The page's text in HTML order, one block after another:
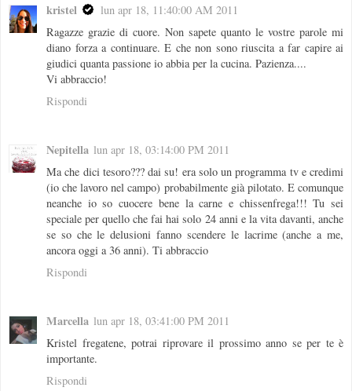
kristel
lun apr 18, 11:40:00 AM 2011
Ragazze grazie di cuore. Non sapete quanto le vostre parole mi
diano forza a continuare. E che non sono riuscita a far capire ai
giudici quanta passione io abbia per la cucina. Pazienza....
Vi abbraccio!
Rispondi
Nepitella lun apr 18, 03:14:00 PM 2011
Ma che dici tesoro??? dai su! era solo un programma tv e credimi
(io che lavoro nel campo) probabilmente già pilotato. E comunque
neanche io so cuocere bene la carne e chissenfrega!!! Tu sei
speciale per quello che fai hai solo 24 anni e la vita davanti, anche
se so che le delusioni fanno scendere le lacrime (anche a me,
ancora oggi a 36 anni). Ti abbraccio
Rispondi
Marcella lun apr 18, 03:41:00 PM 2011
Kristel fregatene, potrai riprovare il prossimo anno se per te è
importante.
Rispondi